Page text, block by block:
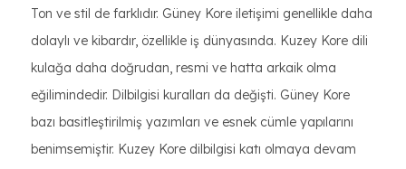
Ton ve stil de farklıdır. Güney Kore iletişimi genellikle daha
dolaylı ve kibardır, özellikle iş dünyasında. Kuzey Kore dili
kulağa daha doğrudan, resmi ve hatta arkaik olma
eğilimindedir. Dilbilgisi kuralları da değişti. Güney Kore
bazı basitleştirilmiş yazımları ve esnek cümle yapılarını
benimsemiştir. Kuzey Kore dilbilgisi katı olmaya devam